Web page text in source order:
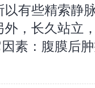
有些精索静
，长久站立
素：腹膜后